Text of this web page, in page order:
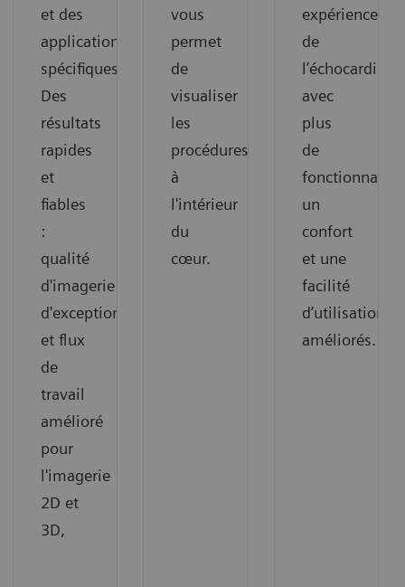
et des
applications
spécifiques.
Des
résultats
rapides
et
fiables
:
qualité
d'imagerie
d'exception
et flux
de
travail
amélioré
pour
l'imagerie
2D et
3D,
vous
permet
de
visualiser
les
procédures
à
l'intérieur
du
cœur.
expérience
de
avec
plus
de
un
confort
et une
facilité
d’utilisation
améliorés.